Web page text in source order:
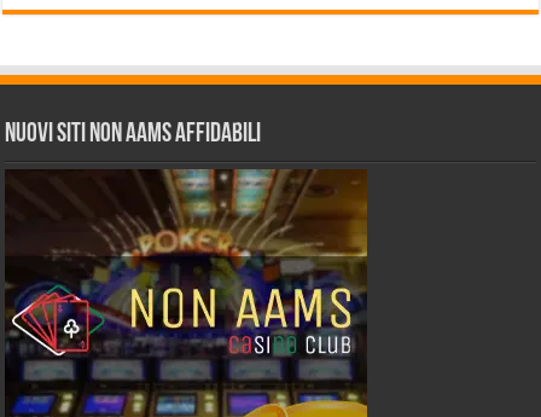
Nuovi siti non AAMS affidabili